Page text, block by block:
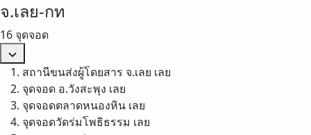
จ.เลย-กท
16 จุดจอด
สถานีขนส่งผู้โดยสาร จ.เลย เลย
จุดจอด อ.วังสะพุง เลย
จุดจอดตลาดหนองหิน เลย
จุดจอดวัดร่มโพธิธรรม เลย